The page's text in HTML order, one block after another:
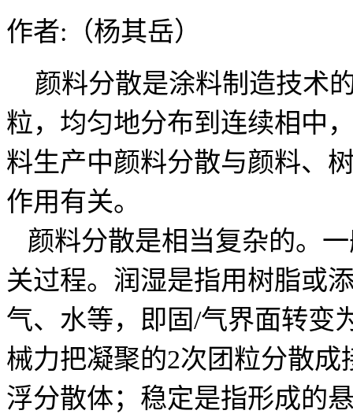
作者:（杨其岳）
颜料分散是涂料制造技术
粒，均匀地分布到连续相中
料生产中颜料分散与颜料、
作用有关。
颜料分散是相当复杂的。
关过程。润湿是指用树脂或
气、水等，即固/气界面转变
械力把凝聚的2次团粒分散
浮分散体；稳定是指形成的